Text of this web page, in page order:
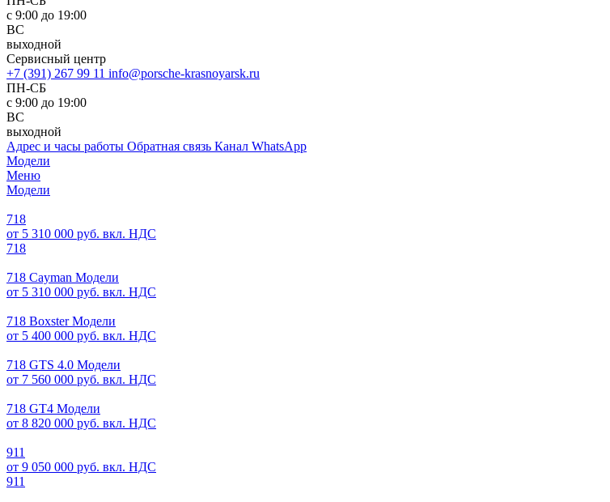
c 9:00 до 19:00
ВС
выходной
Сервисный центр
+7 (391) 267 99 11 info@porsche-krasnoyarsk.ru
ПН-СБ
с 9:00 до 19:00
ВС
выходной
Адрес и часы работы Обратная связь Канал WhatsApp
Модели
Меню
Модели
718
от 5 310 000 руб. вкл. НДС
718
718 Cayman Модели
от 5 310 000 руб. вкл. НДС
718 Boxster Модели
от 5 400 000 руб. вкл. НДС
718 GTS 4.0 Модели
от 7 560 000 руб. вкл. НДС
718 GT4 Модели
от 8 820 000 руб. вкл. НДС
911
от 9 050 000 руб. вкл. НДС
911